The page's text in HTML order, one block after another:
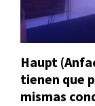
Haupt
tienen que
mismas